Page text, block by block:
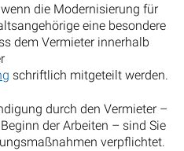
die Modernisierung für
eine besondere
dem Vermieter innerhalb
schriftlich mitgeteilt werden.
durch den Vermieter –
der Arbeiten – sind Sie
verpflichtet.